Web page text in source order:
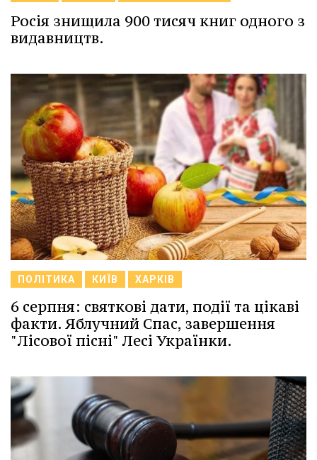
Росія знищила 900 тисяч книг одного з
видавництв.
ПОЛІТИКА КИЇВ ХАРКІВ
6 серпня: святкові дати, події та цікаві
факти. Яблучний Спас, завершення
"Лісової пісні" Лесі Українки.